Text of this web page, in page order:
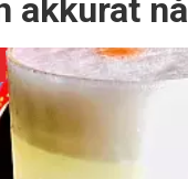
akkurat nå